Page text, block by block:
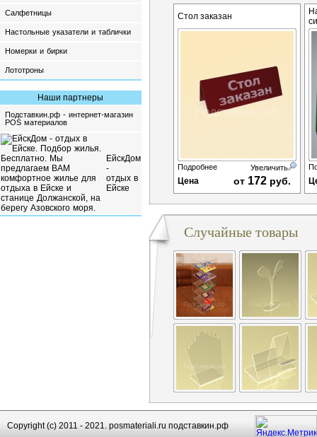
Салфетницы
Настольные указатели и таблички
Номерки и бирки
Лототроны
Наши партнеры
Подставкин.рф - интернет-магазин
POS материалов
ЕйскДом
-
отдых в
Ейске
Стол заказан
Подробнее Увеличить
Цена от 172 руб.
Случайные товары
Copyright (c) 2011 - 2021. posmateriali.ru подставкин.рф